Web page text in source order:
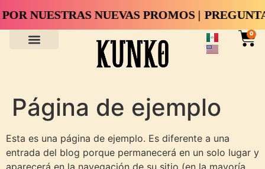
NUESTRAS NUEVAS PROMOS |
0
Página de ejemplo
Esta es una página de ejemplo. Es diferente a una
entrada del blog porque permanecerá en un solo lugar y
aparecerá en la navegación de su sitio (en la mayoría